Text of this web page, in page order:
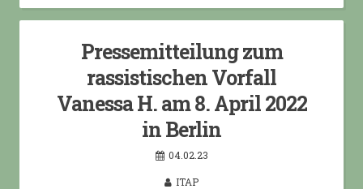
Pressemitteilung zum
rassistischen Vorfall
Vanessa H. am 8. April 2022
in Berlin
04.02.23
ITAP